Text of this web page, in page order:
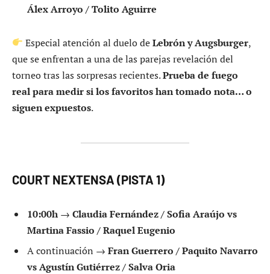
Álex Arroyo / Tolito Aguirre
Especial atención al duelo deLebrón y Augsburger,
que se enfrentan a una de las parejas revelación del
torneo tras las sorpresas recientes.Prueba de fuego
real para medir si los favoritos han tomado nota… o
siguen expuestos.
COURT NEXTENSA (PISTA 1)
10:00h → Claudia Fernández / Sofia Araújo vs
Martina Fassio / Raquel Eugenio
A continuación → Fran Guerrero / Paquito Navarro
vs Agustín Gutiérrez / Salva Oria